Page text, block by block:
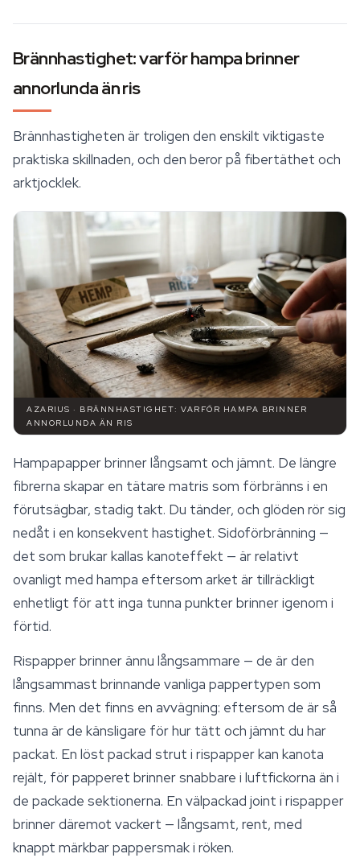
Brännhastighet: varför hampa brinner
annorlunda än ris
Brännhastigheten är troligen den enskilt viktigaste
praktiska skillnaden, och den beror på fibertäthet och
arktjocklek.
AZARIUS · BRÄNNHASTIGHET: VARFÖR HAMPA BRINNER
ANNORLUNDA ÄN RIS
Hampapapper brinner långsamt och jämnt. De längre
fibrerna skapar en tätare matris som förbränns i en
förutsägbar, stadig takt. Du tänder, och glöden rör sig
nedåt i en konsekvent hastighet. Sidoförbränning —
det som brukar kallas kanoteffekt — är relativt
ovanligt med hampa eftersom arket är tillräckligt
enhetligt för att inga tunna punkter brinner igenom i
förtid.
Rispapper brinner ännu långsammare — de är den
långsammast brinnande vanliga pappertypen som
finns. Men det finns en avvägning: eftersom de är så
tunna är de känsligare för hur tätt och jämnt du har
packat. En löst packad strut i rispapper kan kanota
rejält, för papperet brinner snabbare i luftfickorna än i
de packade sektionerna. En välpackad joint i rispapper
brinner däremot vackert — långsamt, rent, med
knappt märkbar pappersmak i röken.